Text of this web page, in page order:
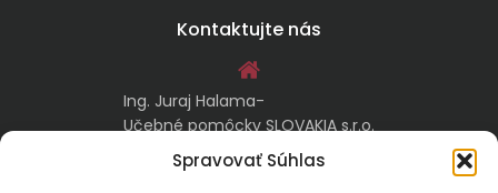
Spravovať Súhlas
Kontaktujte nás
Ing. Juraj Halama-
Učebné pomôcky SLOVAKIA s.r.o.
Malachovská 17/A
974 05 Banská Bystrica